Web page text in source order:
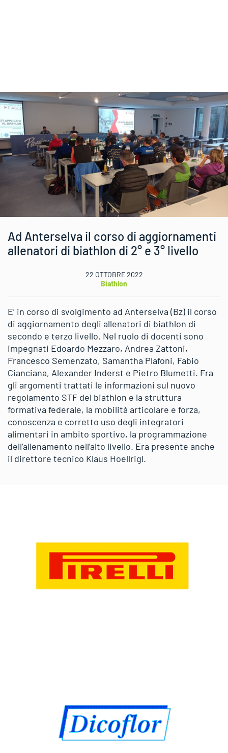
Ad Anterselva il corso di aggiornamenti
allenatori di biathlon di 2° e 3° livello
22 OTTOBRE 2022
Biathlon
E’ in corso di svolgimento ad Anterselva (Bz) il corso
di aggiornamento degli allenatori di biathlon di
secondo e terzo livello. Nel ruolo di docenti sono
impegnati Edoardo Mezzaro, Andrea Zattoni,
Francesco Semenzato, Samantha Plafoni, Fabio
Cianciana, Alexander Inderst e Pietro Blumetti. Fra
gli argomenti trattati le informazioni sul nuovo
regolamento STF del biathlon e la struttura
formativa federale, la mobilità articolare e forza,
conoscenza e corretto uso degli integratori
alimentari in ambito sportivo, la programmazione
dell’allenamento nell’alto livello. Era presente anche
il direttore tecnico Klaus Hoellrigl.